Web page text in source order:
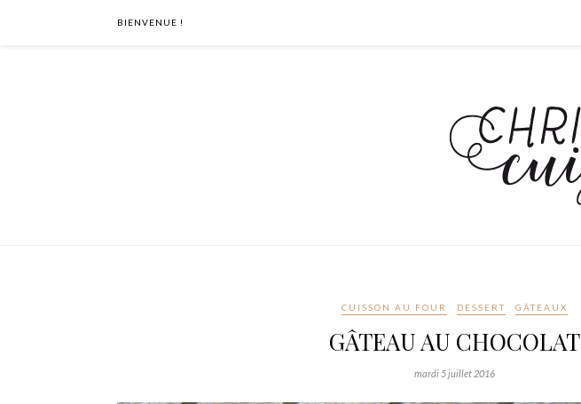
BIENVENUE !
CUISSON AU FOUR DESSERT GÂTEAUX
GÂTEAU AU CHOCOLAT
mardi 5 juillet 2016